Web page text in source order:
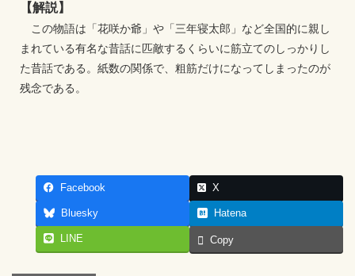
【解説】
この物語は「花咲か爺」や「三年寝太郎」など全国的に親し
まれている有名な昔話に匹敵するくらいに筋立てのしっかりし
た昔話である。紙数の関係で、粗筋だけになってしまったのが
残念である。
Facebook X
Bluesky Hatena
LINE Copy